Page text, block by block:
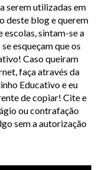
serem utilizadas em
deste blog e querem
escolas, sintam-se a
esqueçam que os
Caso queiram
faça através da
Educativo e eu
de copiar! Cite e
ou contrafação
sem a autorização